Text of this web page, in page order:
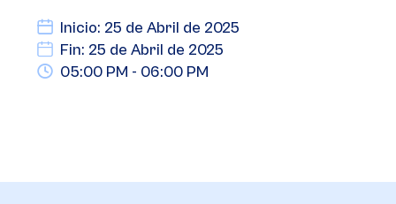
Inicio: 25 de Abril de 2025
Fin: 25 de Abril de 2025
05:00 PM - 06:00 PM